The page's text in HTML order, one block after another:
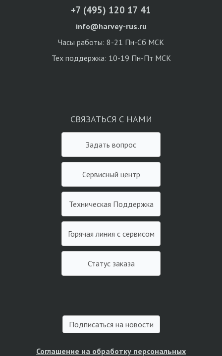
+7 (495) 120 17 41
info@harvey-rus.ru
Часы работы: 8-21 Пн-Сб МСК
Тех поддержка: 10-19 Пн-Пт МСК
СВЯЗАТЬСЯ С НАМИ
Задать вопрос
Сервисный центр
Техническая Поддержка
Горячая линия с сервисом
Статус заказа
Подписаться на новости
Соглашение на обработку персональных